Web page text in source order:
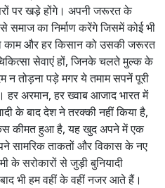
पर खड़े होंगे। अपनी जरूरत के
समाज का निर्माण करेंगे जिसमें कोई भी
काम और हर किसान को उसकी जरूरत
सेवाएं हों, जिनके चलते मुल्क के
न तोड़ना पड़े मगर ये तमाम सपनें पूरी
हर अरमान, हर ख्वाब आजाद भारत में
के बाद देश ने तरक्की नहीं किया है,
कीमत हुआ है, यह खुद अपने में एक
सामरिक ताकतों और विकास के नए
के सरोकारों से जुड़ी बुनियादी
भी हम वहीं के वहीं नजर आते हैं।